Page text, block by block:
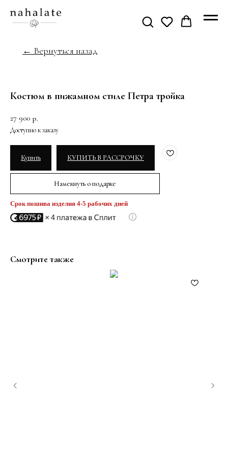
← Вернуться назад
Костюм в пижамном стиле Петра тройка
27 900 р.
Купить КУПИТЬ В РАССРОЧКУ
Намекнуть о подарке
Срок пошива изделия 4-5 рабочих дней
Смотрите также